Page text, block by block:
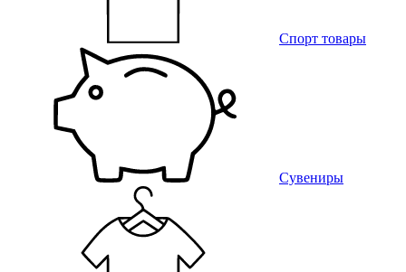
Спорт товары
Сувениры